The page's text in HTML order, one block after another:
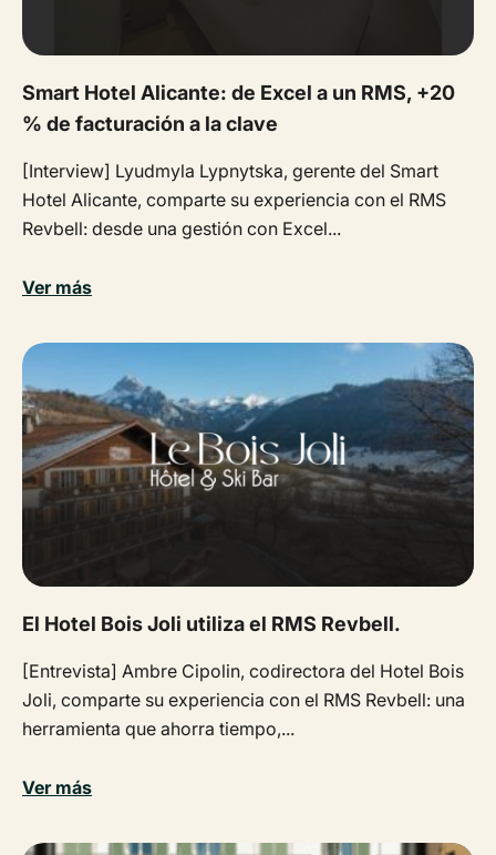
Smart Hotel Alicante: de Excel a un RMS, +20
% de facturación a la clave
[Interview] Lyudmyla Lypnytska, gerente del Smart
Hotel Alicante, comparte su experiencia con el RMS
Revbell: desde una gestión con Excel...
Ver más
El Hotel Bois Joli utiliza el RMS Revbell.
[Entrevista] Ambre Cipolin, codirectora del Hotel Bois
Joli, comparte su experiencia con el RMS Revbell: una
herramienta que ahorra tiempo,...
Ver más